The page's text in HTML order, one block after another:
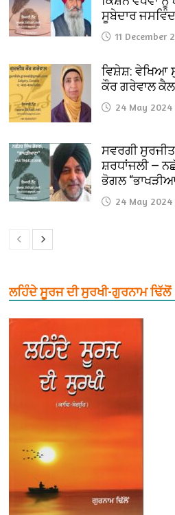
ਸੂਬੇਦਾਰ
11 December
ਵਿਸ਼ੇਸ਼: ਵੇਖਿਆ
ਕੌਰ ਗਰੇਵਾਲ
24 May 2024
ਸਵਰਗੀ
ਸ਼ਰਧਾਂਜਲੀ —
ਭੋਗਲ
24 May 2024
ਲਹਿੰਦੇ ਸੂਰਜ ਦੀ ਸੁਰਖੀ-ਗੁਰਨਾਮ ਢਿੱਲੋਂ